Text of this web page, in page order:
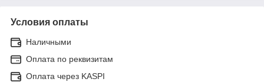
Условия оплаты
Наличными
Оплата по реквизитам
Оплата через KASPI